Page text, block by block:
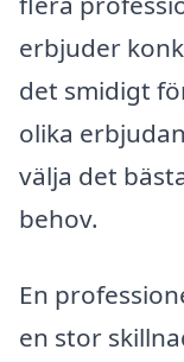
erbjuder
det smidigt
olika
välja det
behov.
En
en stor